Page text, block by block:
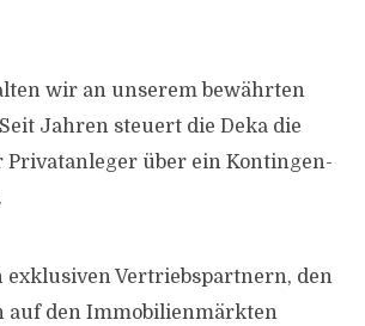
wir an unserem bewährten
Jahren steuert die Deka die
über ein Kontingen­
Vertriebspartnern, den
auf den Immobilien­märkten